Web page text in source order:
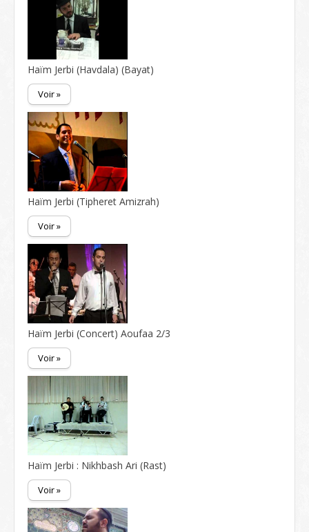
Haïm Jerbi (Havdala) (Bayat)
Voir »
Haïm Jerbi (Tipheret Amizrah)
Voir »
Haïm Jerbi (Concert) Aoufaa 2/3
Voir »
Haïm Jerbi : Nikhbash Ari (Rast)
Voir »